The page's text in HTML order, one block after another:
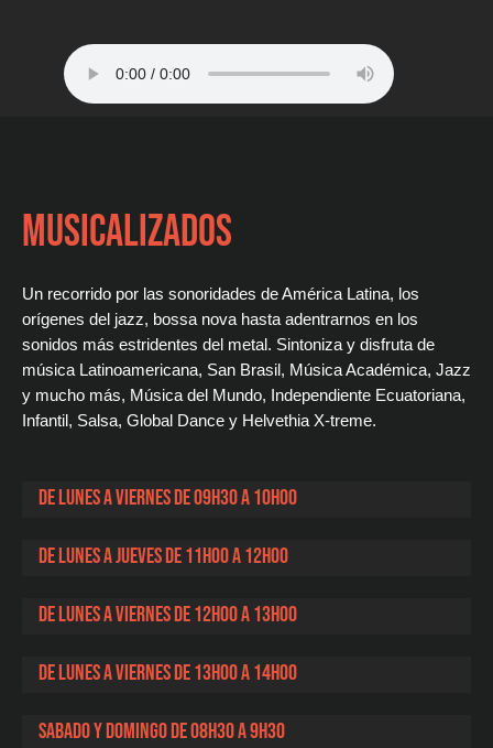
MUSICALIZADOS
Un recorrido por las sonoridades de América Latina, los
orígenes del jazz, bossa nova hasta adentrarnos en los
sonidos más estridentes del metal. Sintoniza y disfruta de
música Latinoamericana, San Brasil, Música Académica, Jazz
y mucho más, Música del Mundo, Independiente Ecuatoriana,
Infantil, Salsa, Global Dance y Helvethia X-treme.
De lunes a viernes de 09h30 a 10h00
De lunes a jueves de 11h00 a 12h00
De lunes a viernes de 12h00 a 13h00
De lunes a viernes de 13h00 a 14h00
sabado y domingo de 08h30 a 9h30